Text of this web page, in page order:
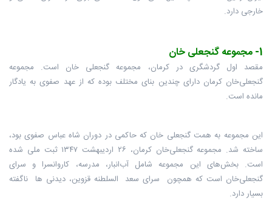
خارجی دارد.
1- مجموعه گنجعلی خان
مقصد اول گردشگری در کرمان، مجموعه گنجعلی خان است. مجموعه
گنجعلی‌خان کرمان دارای چندین بنای مختلف بوده که از عهد صفوی به یادگار
مانده است.
این مجموعه به همت گنجعلی خان که حاکمی در دوران شاه عباس صفوی بود،
ساخته شد. مجموعه گنجعلی‌خان کرمان، ۲۶ اردیبهشت ۱۳۴۷ ثبت ملی شده
است. بخش‌های این مجموعه شامل آب‌انبار، مدرسه، کاروانسرا و سرای
گنجعلی‌خان است که همچون سرای سعد السلطنه قزوین، دیدنی ها ناگفته
بسیار دارد.